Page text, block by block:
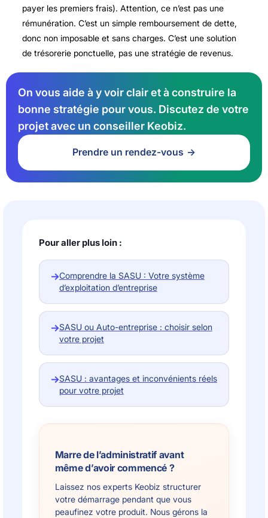
payer les premiers frais). Attention, ce n’est pas une
rémunération. C’est un simple remboursement de dette,
donc non imposable et sans charges. C’est une solution
de trésorerie ponctuelle, pas une stratégie de revenus.
On vous aide à y voir clair et à construire la
bonne stratégie pour vous. Discutez de votre
projet avec un conseiller Keobiz.
Prendre un rendez-vous
Pour aller plus loin :
→Comprendre la SASU : Votre système
d’exploitation d’entreprise
→SASU ou Auto-entreprise : choisir selon
votre projet
→SASU : avantages et inconvénients réels
pour votre projet
Marre de l’administratif avant
même d’avoir commencé ?
Laissez nos experts Keobiz structurer
votre démarrage pendant que vous
peaufinez votre produit. Nous gérons la